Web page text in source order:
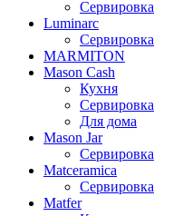
Сервировка
Luminarc
Сервировка
MARMITON
Mason Cash
Кухня
Сервировка
Для дома
Mason Jar
Сервировка
Matceramica
Сервировка
Matfer